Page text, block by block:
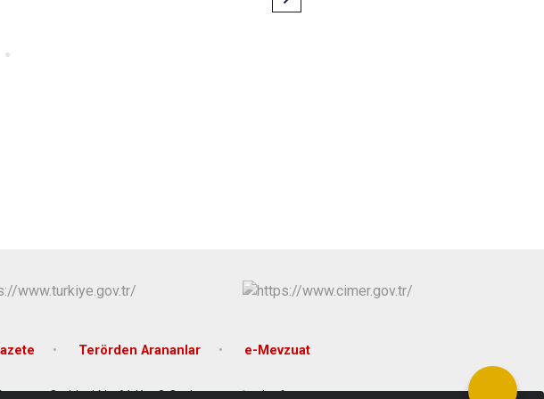
Terörden Arananlar e-Mevzuat
Caddesi No:61 Kat:2 Ceylanpınar-Şanlıurfa